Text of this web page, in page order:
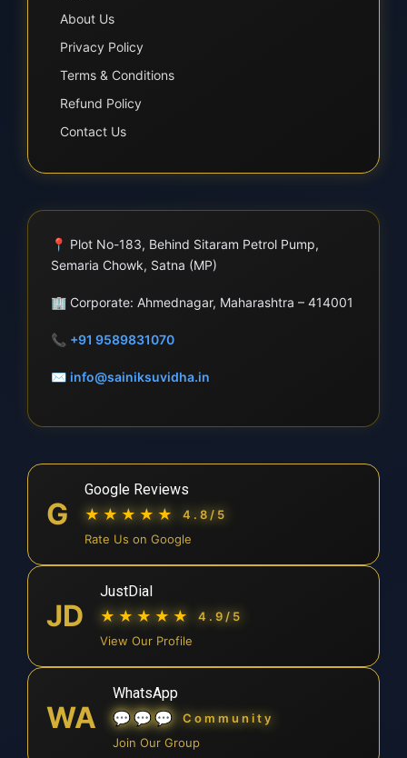
About Us
Privacy Policy
Terms & Conditions
Refund Policy
Contact Us
📍 Plot No-183, Behind Sitaram Petrol Pump,
Semaria Chowk, Satna (MP)
🏢 Corporate: Ahmednagar, Maharashtra – 414001
📞 +91 9589831070
✉ info@sainiksuvidha.in
G
Google Reviews
★★★★★
4.8/5
Rate Us on Google
JD
JustDial
★★★★★
4.9/5
View Our Profile
WA
WhatsApp
💬💬💬
Community
Join Our Group